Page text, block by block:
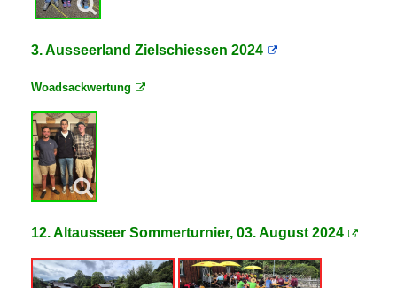
3. Ausseerland Zielschiessen 2024
Woadsackwertung
12. Altausseer Sommerturnier, 03. August 2024